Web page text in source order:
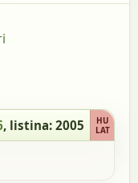
, listina: 2005
HU
LAT